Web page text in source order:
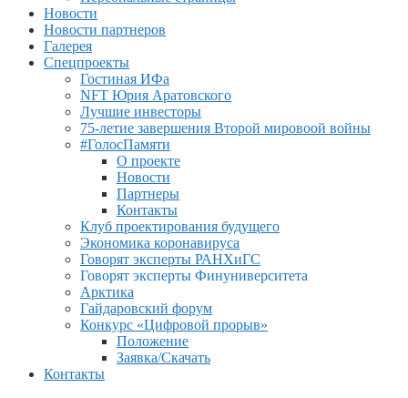
Новости
Новости партнеров
Галерея
Спецпроекты
Гостиная ИФа
NFT Юрия Аратовского
Лучшие инвесторы
75-летие завершения Второй мировоой войны
#ГолосПамяти
О проекте
Новости
Партнеры
Контакты
Клуб проектирования будущего
Экономика коронавируса
Говорят эксперты РАНХиГС
Говорят эксперты Финуниверситета
Арктика
Гайдаровский форум
Конкурс «Цифровой прорыв»
Положение
Заявка/Скачать
Контакты